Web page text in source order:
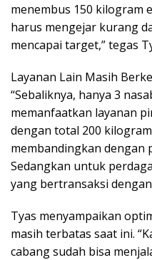
menembus 150 kilogram
harus mengejar kurang
mencapai target,” tegas
Layanan Lain Masih
“Sebaliknya, hanya 3
memanfaatkan layanan
dengan total 200
membandingkan dengan
Sedangkan untuk
yang bertransaksi
Tyas menyampaikan
masih terbatas saat ini.
cabang sudah bisa